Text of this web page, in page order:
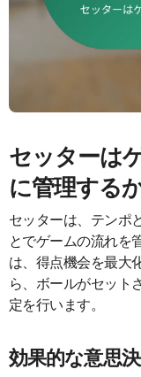
セッターは
に管理する
セッターは、テンポ
とでゲームの流れを
は、得点機会を最大
ら、ボールがセット
定を行います。
効果的な意思